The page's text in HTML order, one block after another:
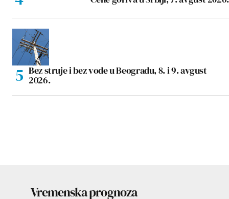
Bez struje i bez vode u Beogradu, 8. i 9. avgust
2026.
Vremenska prognoza